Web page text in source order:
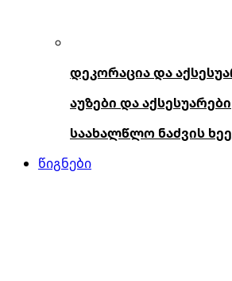
დეკორაცია და
აუზები და აქსესუარები
საახალწლო ნაძვის
წიგნები